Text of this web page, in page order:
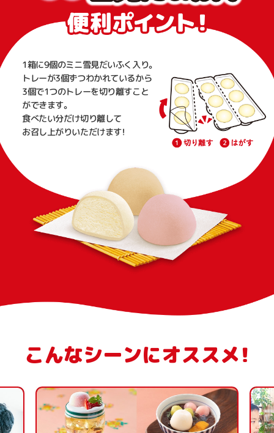
1箱に9個のミニ雪見だいふく入り。
トレーが3個ずつわかれているから
3個で1つのトレーを切り離すこと
ができます。
食べたい分だけ切り離して
お召し上がりいただけます！
こんなシーンにオススメ！